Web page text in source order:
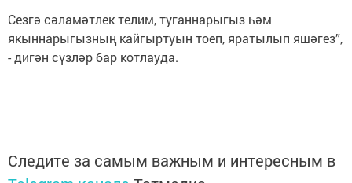
Сезгә сәламәтлек телим, туганнарыгыз һәм
якыннарыгызның кайгыртуын тоеп, яратылып яшәгез”,
- дигән сүзләр бар котлауда.
Следите за самым важным и интересным в